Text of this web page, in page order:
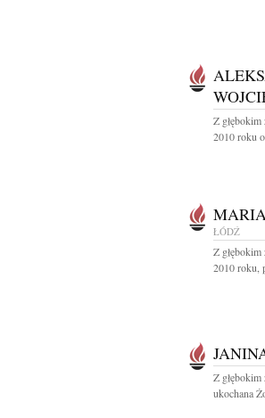
Z głębokim
2010 roku
ŁÓDŹ
Z głębokim
2010 roku,
Z głębokim
ukochana